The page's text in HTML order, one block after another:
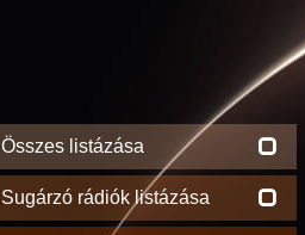
Összes listázása
Sugárzó rádiók listázása